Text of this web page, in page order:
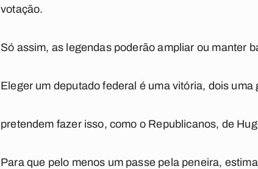
votação.
Só assim, as legendas poderão ampliar ou manter
Eleger um deputado federal é uma vitória, dois
pretendem fazer isso, como o Republicanos, de
Para que pelo menos um passe pela peneira,